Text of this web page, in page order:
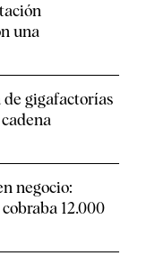
una
de gigafactorías
negocio:
12.000